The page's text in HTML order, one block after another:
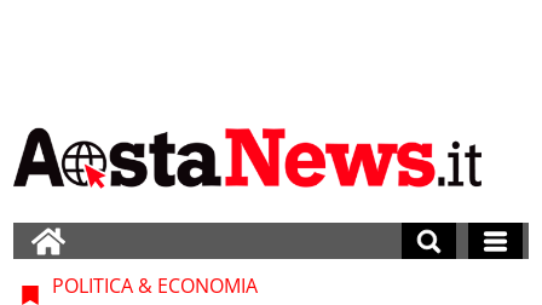
POLITICA & ECONOMIA